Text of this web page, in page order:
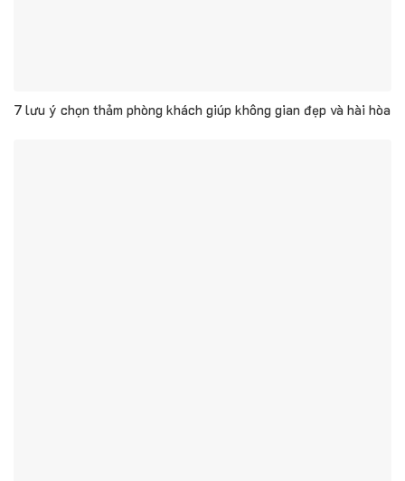
7 lưu ý chọn thảm phòng khách giúp không gian đẹp và hài hòa